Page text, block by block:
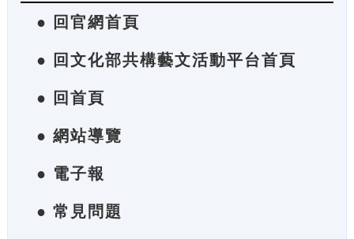
● 回官網首頁
● 回文化部共構藝文活動平台首頁
● 回首頁
● 網站導覽
● 電子報
● 常見問題